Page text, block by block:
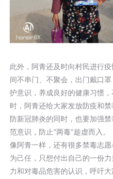
此外，阿青还及时向村民进行
间不串门、不聚会，出门戴口
护意识，养成良好的健康习惯
时，阿青还给大家发放防疫和
防新冠肺炎的同时，也要加强
范意识，防止“两毒”趁虚而入。
像阿青一样，还有很多禁毒志
为己任，只想付出自己的一份
力和对毒品危害的认识，呼吁